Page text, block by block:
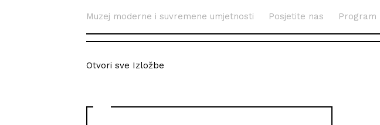
Muzej moderne i suvremene umjetnosti Posjetite nas Program
Otvori sve Izložbe